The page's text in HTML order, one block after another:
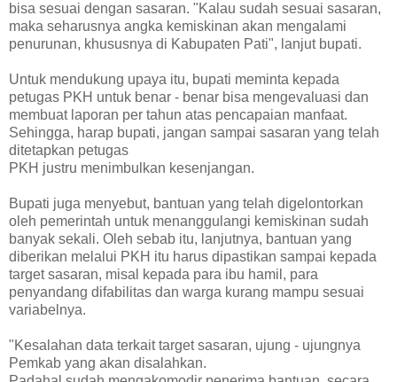
bisa sesuai dengan sasaran. "Kalau sudah sesuai sasaran,
maka seharusnya angka kemiskinan akan mengalami
penurunan, khususnya di Kabupaten Pati", lanjut bupati.
Untuk mendukung upaya itu, bupati meminta kepada
petugas PKH untuk benar - benar bisa mengevaluasi dan
membuat laporan per tahun atas pencapaian manfaat.
Sehingga, harap bupati, jangan sampai sasaran yang telah
ditetapkan petugas
PKH justru menimbulkan kesenjangan.
Bupati juga menyebut, bantuan yang telah digelontorkan
oleh pemerintah untuk menanggulangi kemiskinan sudah
banyak sekali. Oleh sebab itu, lanjutnya, bantuan yang
diberikan melalui PKH itu harus dipastikan sampai kepada
target sasaran, misal kepada para ibu hamil, para
penyandang difabilitas dan warga kurang mampu sesuai
variabelnya.
"Kesalahan data terkait target sasaran, ujung - ujungnya
Pemkab yang akan disalahkan.